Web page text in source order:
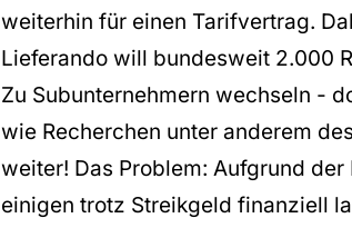
Carica
weiterhin für einen Tarifvertrag.
Lieferando will bundesweit 2.000
Zu Subunternehmern wechseln -
wie Recherchen unter anderem
weiter! Das Problem: Aufgrund
einigen trotz Streikgeld finanziell